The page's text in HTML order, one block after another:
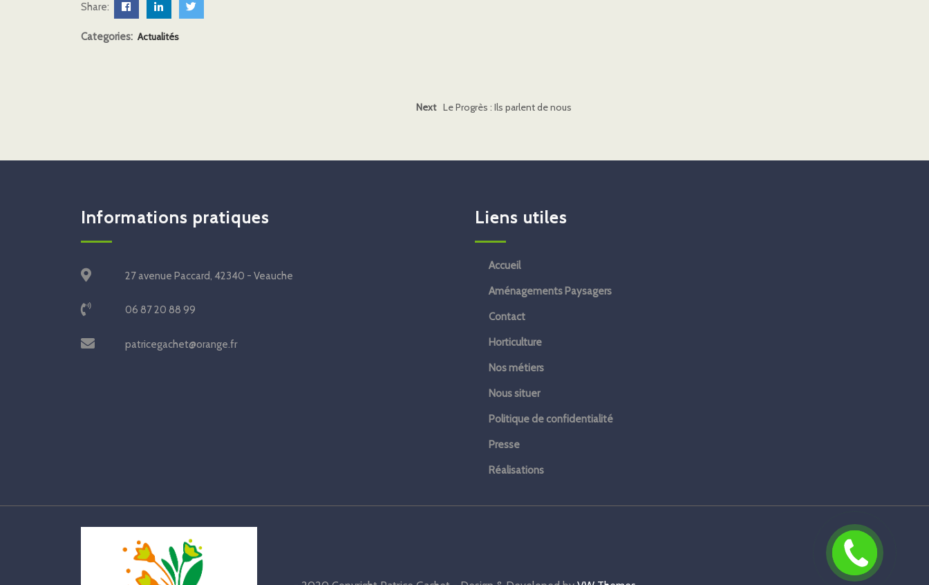
Share:
Categories: Actualités
Next Le Progrès : Ils parlent de nous
Informations pratiques
27 avenue Paccard, 42340 - Veauche
06 87 20 88 99
patricegachet@orange.fr
Liens utiles
Accueil
Aménagements Paysagers
Contact
Horticulture
Nos métiers
Nous situer
Politique de confidentialité
Presse
Réalisations
Rappelez
moi